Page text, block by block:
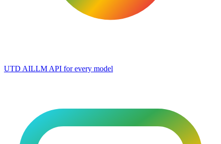
UTD AILLM API for every model